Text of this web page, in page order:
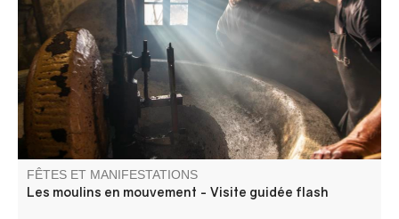
machines toujours en état, voire même en
fonctionnement.
FÊTES ET MANIFESTATIONS
Les moulins en mouvement - Visite guidée flash